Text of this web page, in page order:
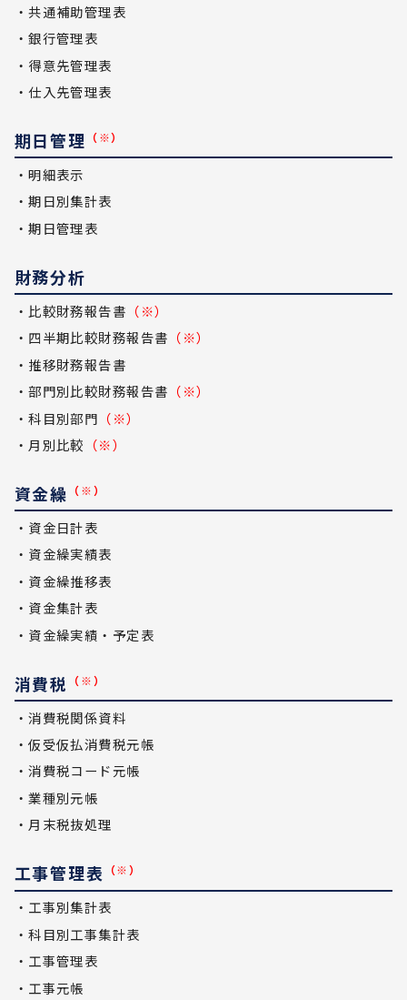
・共通補助管理表
・銀行管理表
・得意先管理表
・仕入先管理表
期日管理 （※）
・明細表示
・期日別集計表
・期日管理表
財務分析
・比較財務報告書 （※）
・四半期比較財務報告書 （※）
・推移財務報告書
・部門別比較財務報告書 （※）
・科目別部門 （※）
・月別比較 （※）
資金繰 （※）
・資金日計表
・資金繰実績表
・資金繰推移表
・資金集計表
・資金繰実績・予定表
消費税 （※）
・消費税関係資料
・仮受仮払消費税元帳
・消費税コード元帳
・業種別元帳
・月末税抜処理
工事管理表 （※）
・工事別集計表
・科目別工事集計表
・工事管理表
・工事元帳